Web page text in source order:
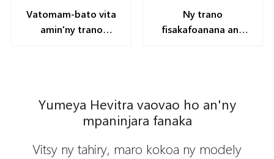
Vatomam-bato vita
amin'ny trano
Ny trano
fisakafoanana any
Yumeya Hevitra vaovao ho an'ny
mpaninjara fanaka
Vitsy ny tahiry, maro kokoa ny modely